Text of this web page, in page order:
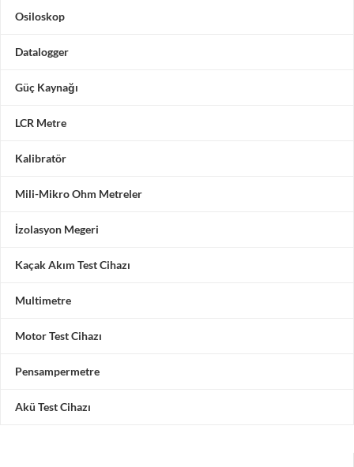
Osiloskop
Datalogger
Güç Kaynağı
LCR Metre
Kalibratör
Mili-Mikro Ohm Metreler
İzolasyon Megeri
Kaçak Akım Test Cihazı
Multimetre
Motor Test Cihazı
Pensampermetre
Akü Test Cihazı